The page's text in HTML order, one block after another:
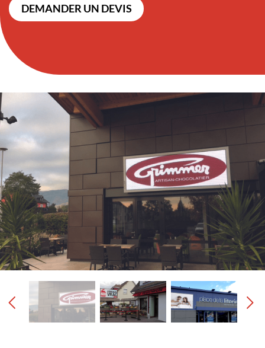
DEMANDER UN DEVIS